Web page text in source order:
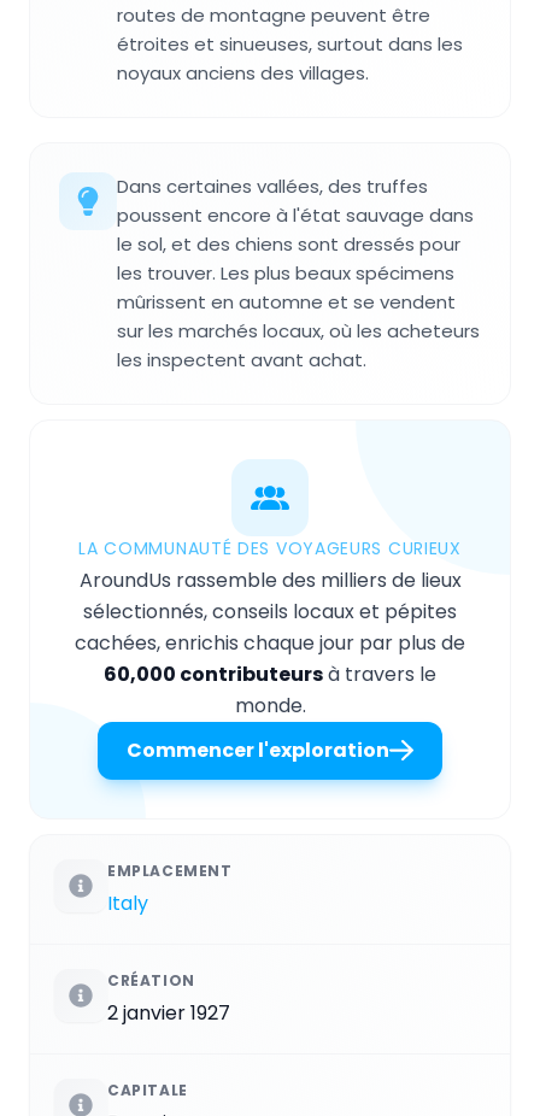
routes de montagne peuvent être
étroites et sinueuses, surtout dans les
noyaux anciens des villages.
Dans certaines vallées, des truffes
poussent encore à l'état sauvage dans
le sol, et des chiens sont dressés pour
les trouver. Les plus beaux spécimens
mûrissent en automne et se vendent
sur les marchés locaux, où les acheteurs
les inspectent avant achat.
LA COMMUNAUTÉ DES VOYAGEURS CURIEUX
AroundUs rassemble des milliers de lieux
sélectionnés, conseils locaux et pépites
cachées, enrichis chaque jour par plus de
60,000 contributeursà travers le
monde.
Commencer l'exploration
EMPLACEMENT
Italy
CRÉATION
2 janvier 1927
CAPITALE